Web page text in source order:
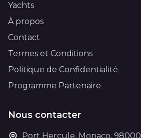
Yachts
À propos
Contact
Termes et Conditions
Politique de Confidentialité
Programme Partenaire
Nous contacter
Port Hercule, Monaco, 98000